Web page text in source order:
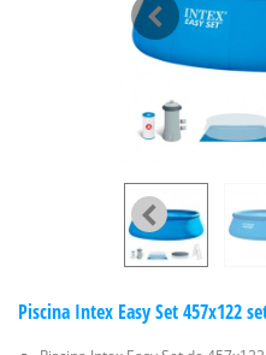
Piscina Intex Easy Set 457x122